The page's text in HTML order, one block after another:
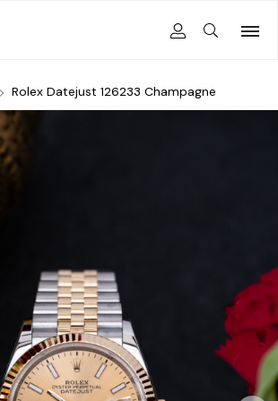
Rolex Datejust 126233 Champagne